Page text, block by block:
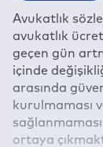
Avukatlık
avukatlık
geçen gün
içinde
arasında
kurulmaması
ortaya